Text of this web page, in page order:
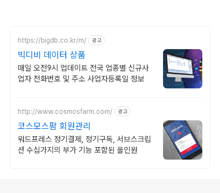
https://bigdb.co.kr/m/ 광고
빅디비 데이터 상품
매일 오전9시 업데이트 전국 업종별 신규사
업자 전화번호 및 주소 사업자등록일 정보
http://www.cosmosfarm.com/ 광고
코스모스팜 회원관리
워드프레스 정기결제, 정기구독, 서브스크립
션 수십가지의 부가 기능 포함된 올인원